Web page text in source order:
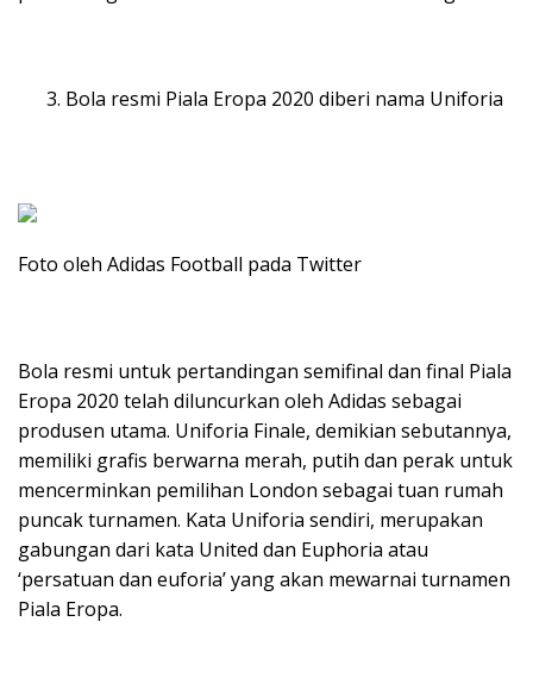
Bola resmi Piala Eropa 2020 diberi nama Uniforia
Foto oleh Adidas Football pada Twitter
Bola resmi untuk pertandingan semifinal dan final Piala
Eropa 2020 telah diluncurkan oleh Adidas sebagai
produsen utama. Uniforia Finale, demikian sebutannya,
memiliki grafis berwarna merah, putih dan perak untuk
mencerminkan pemilihan London sebagai tuan rumah
puncak turnamen. Kata Uniforia sendiri, merupakan
gabungan dari kata United dan Euphoria atau
‘persatuan dan euforia’ yang akan mewarnai turnamen
Piala Eropa.